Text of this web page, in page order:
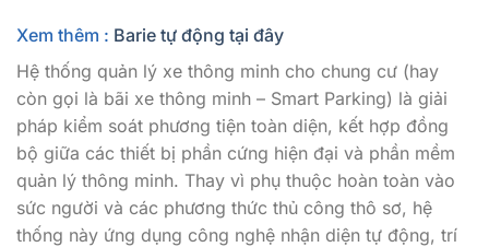
Xem thêm : Barie tự động tại đây
Hệ thống quản lý xe thông minh cho chung cư (hay
còn gọi là bãi xe thông minh – Smart Parking) là giải
pháp kiểm soát phương tiện toàn diện, kết hợp đồng
bộ giữa các thiết bị phần cứng hiện đại và phần mềm
quản lý thông minh. Thay vì phụ thuộc hoàn toàn vào
sức người và các phương thức thủ công thô sơ, hệ
thống này ứng dụng công nghệ nhận diện tự động, trí